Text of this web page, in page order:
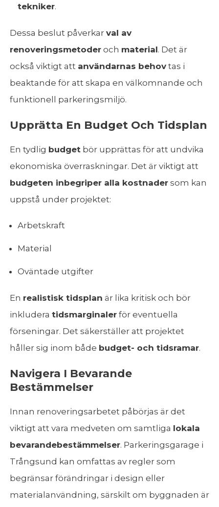
tekniker.
Dessa beslut påverkar val av
renoveringsmetoder och material. Det är
också viktigt att användarnas behov tas i
beaktande för att skapa en välkomnande och
funktionell parkeringsmiljö.
Upprätta En Budget Och Tidsplan
En tydlig budget bör upprättas för att undvika
ekonomiska överraskningar. Det är viktigt att
budgeten inbegriper alla kostnader som kan
uppstå under projektet:
Arbetskraft
Material
Oväntade utgifter
En realistisk tidsplan är lika kritisk och bör
inkludera tidsmarginaler för eventuella
förseningar. Det säkerställer att projektet
håller sig inom både budget- och tidsramar.
Navigera I Bevarande
Bestämmelser
Innan renoveringsarbetet påbörjas är det
viktigt att vara medveten om samtliga lokala
bevarandebestämmelser. Parkeringsgarage i
Trångsund kan omfattas av regler som
begränsar förändringar i design eller
materialanvändning, särskilt om byggnaden är